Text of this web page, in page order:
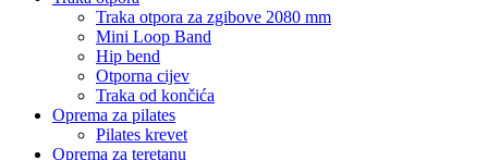
Traka otpora za zgibove 2080 mm
Mini Loop Band
Hip bend
Otporna cijev
Traka od končića
Oprema za pilates
Pilates krevet
Oprema za teretanu